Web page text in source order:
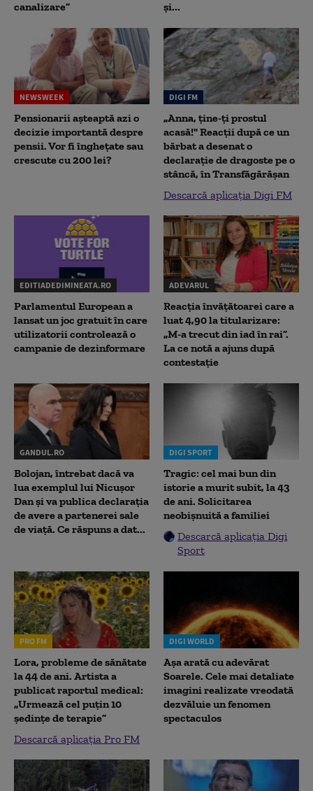
canalizare” și...
NEWSWEEK
Pensionarii așteaptă azi o
decizie importantă despre
pensii. Vor fi înghețate sau
crescute cu 200 lei?
DIGI FM
„Anna, ţine-ţi prostul
acasă!" Reacţii după ce un
bărbat a desenat o
declaraţie de dragoste pe o
stâncă, în Transfăgărăşan
Descarcă aplicația Digi FM
EDITIADEDIMINEATA.RO
Parlamentul European a
lansat un joc gratuit în care
utilizatorii controlează o
campanie de dezinformare
ADEVARUL
Reacția învățătoarei care a
luat 4,90 la titularizare:
„M-a trecut din iad în rai”.
La ce notă a ajuns după
contestație
GANDUL.RO
Bolojan, întrebat dacă va
lua exemplul lui Nicușor
Dan și va publica declarația
de avere a partenerei sale
de viață. Ce răspuns a dat...
DIGI SPORT
Tragic: cel mai bun din
istorie a murit subit, la 43
de ani. Solicitarea
neobișnuită a familiei
Descarcă aplicația Digi
Sport
PRO FM
Lora, probleme de sănătate
la 44 de ani. Artista a
publicat raportul medical:
„Urmează cel puțin 10
ședințe de terapie”
Descarcă aplicația Pro FM
DIGI WORLD
Așa arată cu adevărat
Soarele. Cele mai detaliate
imagini realizate vreodată
dezvăluie un fenomen
spectaculos